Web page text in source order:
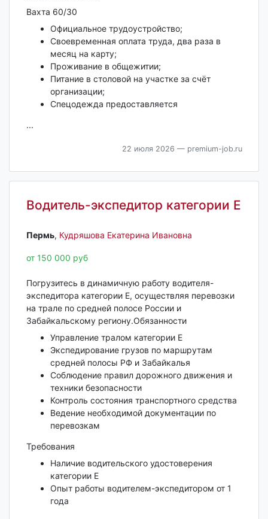
Вахта 60/30
Официальное трудоустройство;
Своевременная оплата труда, два раза в
месяц на карту;
Проживание в общежитии;
Питание в столовой на участке за счёт
организации;
Спецодежда предоставляется
...
22 июля 2026 — premium-job.ru
Водитель-экспедитор категории Е
Пермь‎, Кудряшова Екатерина Ивановна
от 150 000 руб
Погрузитесь в динамичную работу водителя-
экспедитора категории Е, осуществляя перевозки
на трале по средней полосе России и
Забайкальскому региону.Обязанности
Управление тралом категории Е
Экспедирование грузов по маршрутам
средней полосы РФ и Забайкалья
Соблюдение правил дорожного движения и
техники безопасности
Контроль состояния транспортного средства
Ведение необходимой документации по
перевозкам
Требования
Наличие водительского удостоверения
категории Е
Опыт работы водителем-экспедитором от 1
года